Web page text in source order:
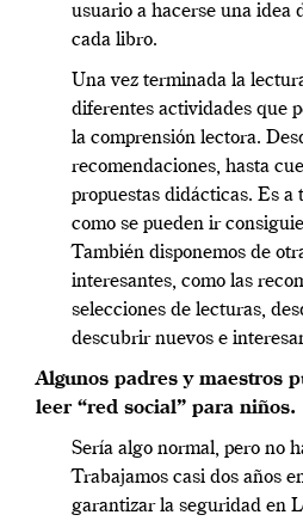
usuario a hacerse una idea
cada libro.
Una vez terminada la
diferentes actividades que
la comprensión lectora.
recomendaciones, hasta
propuestas didácticas. Es a
como se pueden ir
También disponemos de
interesantes, como las
selecciones de lecturas,
descubrir nuevos e
Algunos padres y maestros
leer “red social” para niños.
Sería algo normal, pero no
Trabajamos casi dos años
garantizar la seguridad en